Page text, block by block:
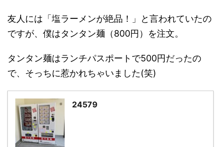
友人には「塩ラーメンが絶品！」と言われていたの
ですが、僕はタンタン麺（800円）を注文。
タンタン麺はランチパスポートで500円だったの
で、そっちに惹かれちゃいました(笑)
24579